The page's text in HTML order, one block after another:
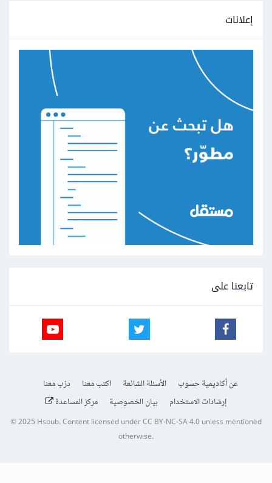
إعلانات
تابعنا على
عن أكاديمية حسوب الأسئلة الشائعة اكتب معنا
درّب معنا
إرشادات الاستخدام
بيان الخصوصية مركز المساعدة
© 2025Hsoub.Content licensed underCC BY-NC-SA 4.0unless mentioned
otherwise.